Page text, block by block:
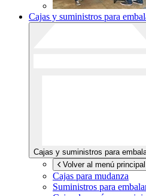
Cajas y suministros para
Cajas y suministros para
Volver al menú principal
Cajas para mudanza
Suministros para